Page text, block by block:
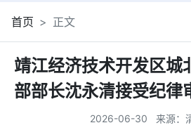
首页 正文
靖江经济技术开发区城
部部长沈永清接受纪律
2026-06-30 来源：